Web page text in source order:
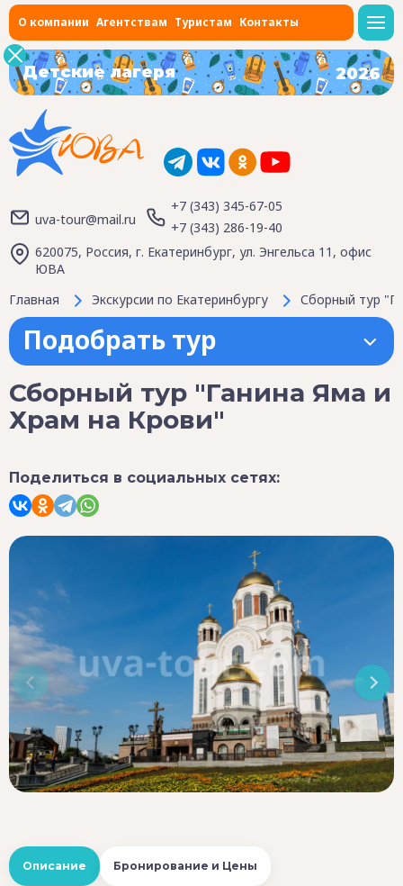
О компании Агентствам Туристам Контакты
Детские лагеря 2026
uva-tour@mail.ru
+7 (343) 345-67-05
+7 (343) 286-19-40
620075, Россия, г. Екатеринбург, ул. Энгельса 11, офис
ЮВА
Главная
Экскурсии по Екатеринбургу Сборный тур
Подобрать тур
Сборный тур "Ганина Яма и
Храм на Крови"
Поделиться в социальных сетях:
Описание Бронирование и Цены